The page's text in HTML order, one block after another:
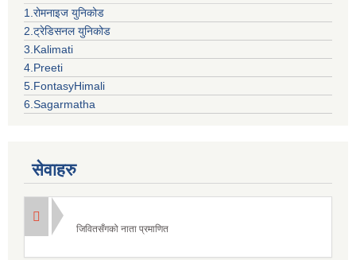
1.रोमनाइज युनिकोड
2.ट्रेडिसनल युनिकोड
3.Kalimati
4.Preeti
5.FontasyHimali
6.Sagarmatha
सेवाहरु
जिवितसँगको नाता प्रमाणित